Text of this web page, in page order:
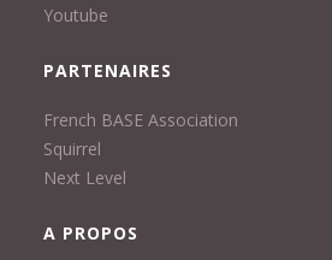
Youtube
PARTENAIRES
French BASE Association
Squirrel
Next Level
A PROPOS